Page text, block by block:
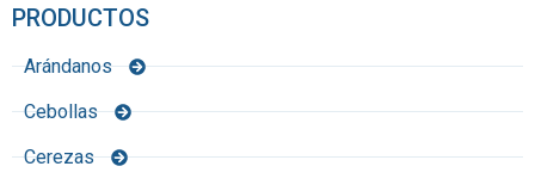
PRODUCTOS
Arándanos
Cebollas
Cerezas